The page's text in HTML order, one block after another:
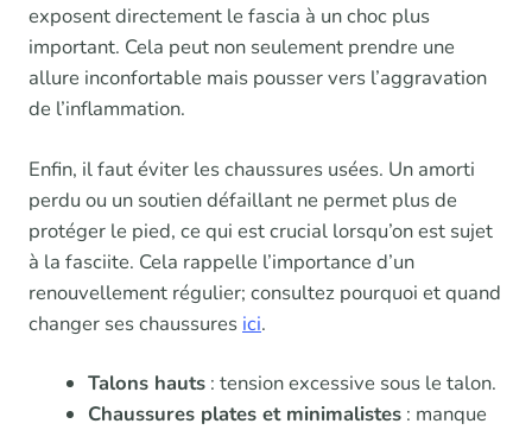
exposent directement le fascia à un choc plus
important. Cela peut non seulement prendre une
allure inconfortable mais pousser vers l’aggravation
de l’inflammation.
Enfin, il faut éviter les chaussures usées. Un amorti
perdu ou un soutien défaillant ne permet plus de
protéger le pied, ce qui est crucial lorsqu’on est sujet
à la fasciite. Cela rappelle l’importance d’un
renouvellement régulier; consultez pourquoi et quand
changer ses chaussures ici.
Talons hauts: tension excessive sous le talon.
Chaussures plates et minimalistes: manque